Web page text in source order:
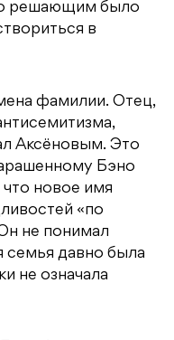
решающим было
в
фамилии. Отец,
Аксёновым. Это
Бэно
новое имя
«по
не понимал
семья давно была
не означала